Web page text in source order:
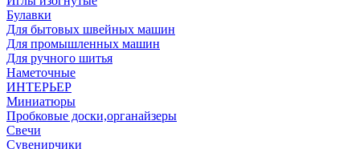
Булавки
Для бытовых швейных машин
Для промышленных машин
Для ручного шитья
Наметочные
ИНТЕРЬЕР
Миниатюры
Пробковые доски,органайзеры
Свечи
Сувенирчики